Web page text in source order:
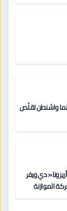
واشنطن تقلّص
ائتلاف «أريزونا»: دي ويفر
الموازنة